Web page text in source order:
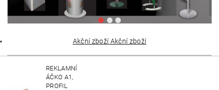
Akční zboží Akční zboží
REKLAMNÍ
ÁČKO A1,
PROFIL